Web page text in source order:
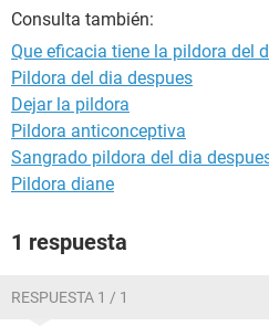
Consulta también:
Que eficacia tiene la pildora del
Pildora del dia despues
Dejar la pildora
Pildora anticonceptiva
Sangrado pildora del dia
Pildora diane
1 respuesta
RESPUESTA 1 / 1